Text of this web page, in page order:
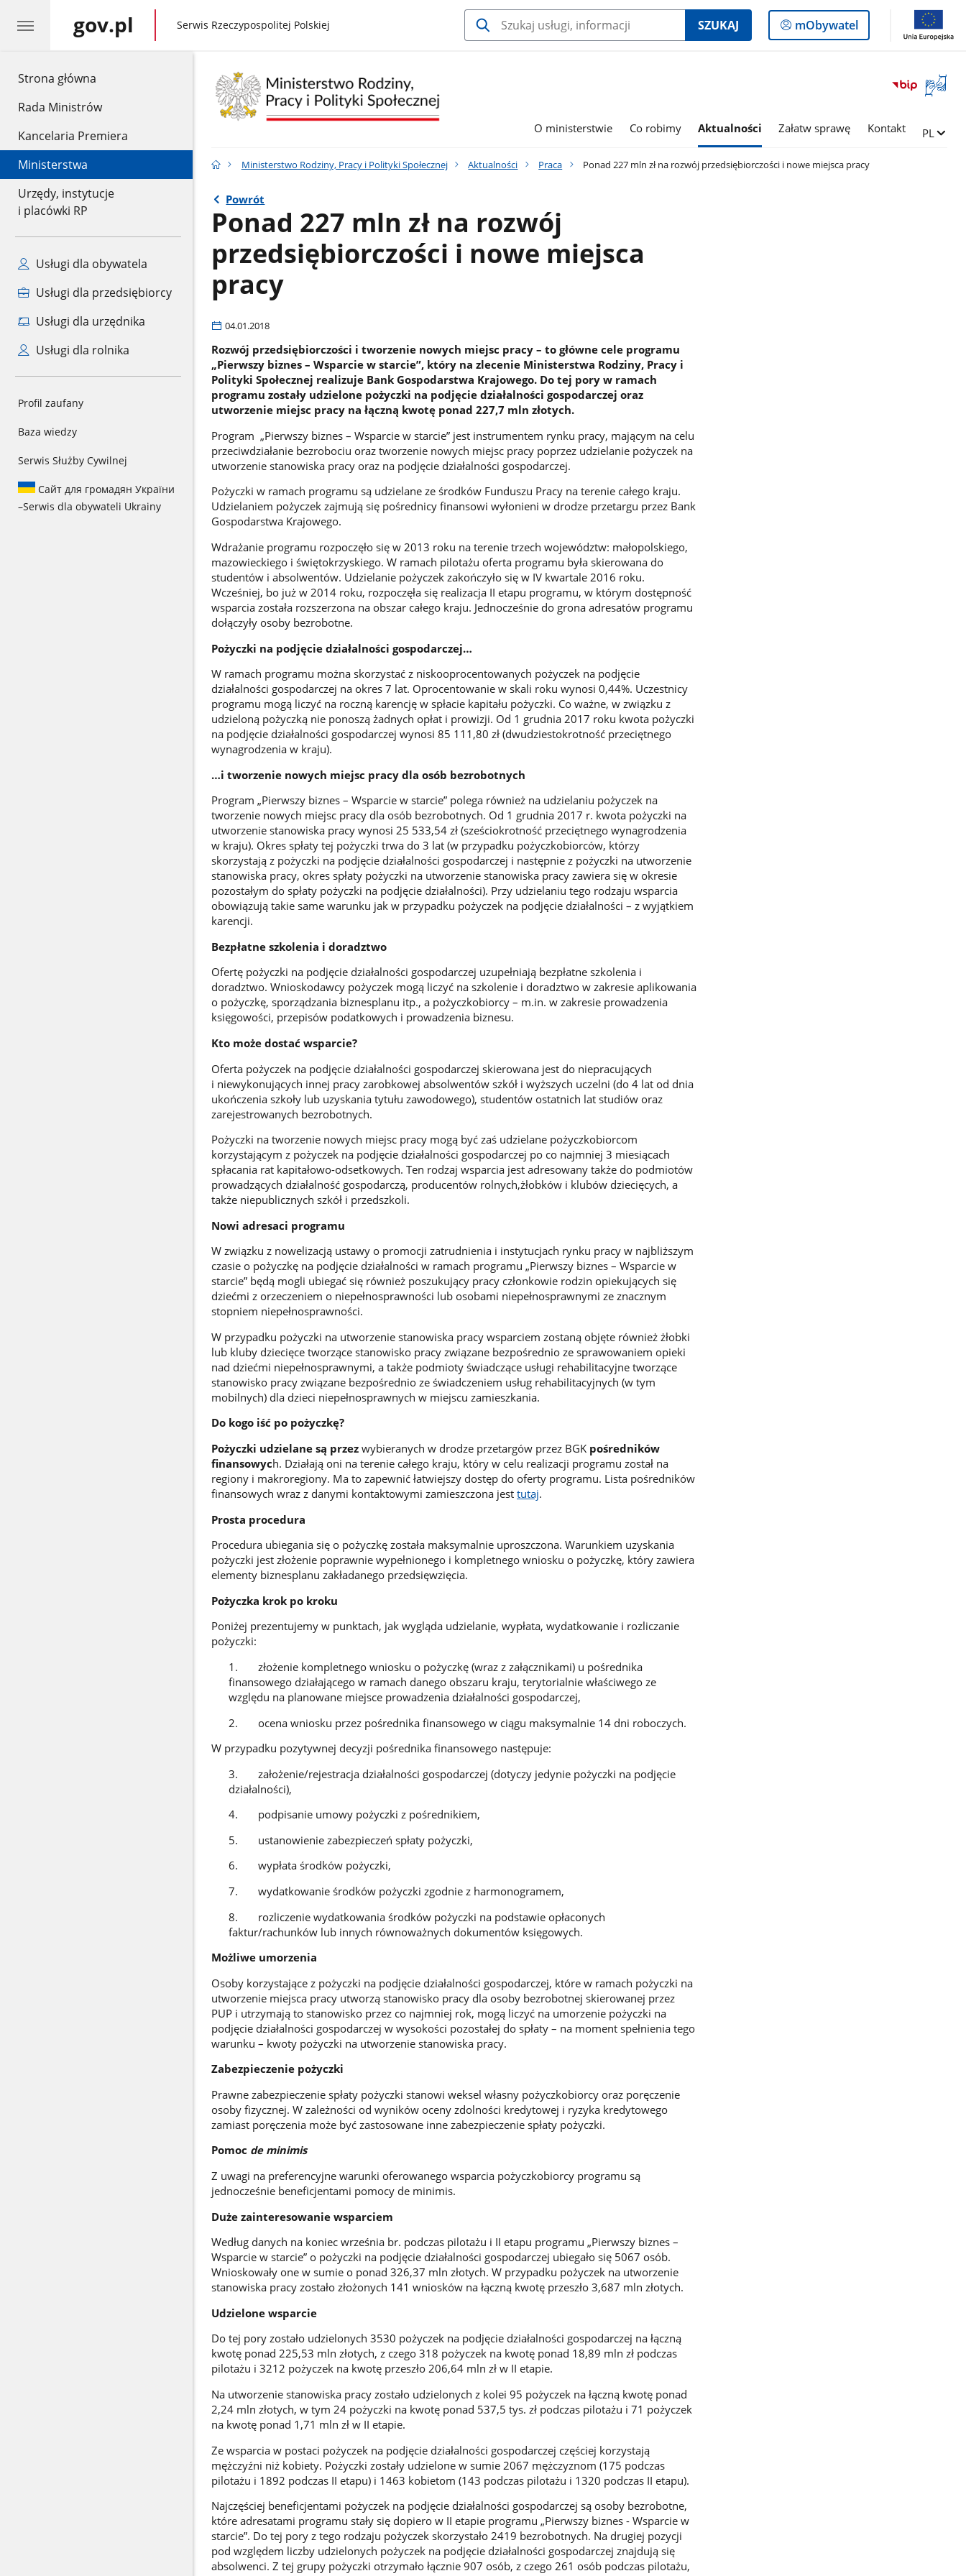
Strona główna
Rada Ministrów
Kancelaria Premiera
Ministerstwa
Urzędy, instytucje
i placówki RP
Usługi dla obywatela
Usługi dla przedsiębiorcy
Usługi dla urzędnika
Usługi dla rolnika
Profil zaufany
Baza wiedzy
Serwis Służby Cywilnej
Сайт для громадян України
–Serwis dla obywateli Ukrainy
gov.pl gov.pl
Serwis Rzeczypospolitej Polskiej SZUKAJ
Logowanie
do
mObywatel
Otwórz
okno
języka
O ministerstwie Co robimy Aktualności Załatw sprawę Kontakt Zmień
PL
Ministerstwo Rodziny, Pracy i Polityki Społecznej Aktualności Praca Ponad 227 mln zł na rozwój przedsiębiorczości i nowe miejsca pracy
Powrót
Ponad 227 mln zł na rozwój
przedsiębiorczości i nowe miejsca
pracy
04.01.2018
Rozwój przedsiębiorczości i tworzenie nowych miejsc pracy – to główne cele programu
„Pierwszy biznes – Wsparcie w starcie”, który na zlecenie Ministerstwa Rodziny, Pracy i
Polityki Społecznej realizuje Bank Gospodarstwa Krajowego. Do tej pory w ramach
programu zostały udzielone pożyczki na podjęcie działalności gospodarczej oraz
utworzenie miejsc pracy na łączną kwotę ponad 227,7 mln złotych.
Program „Pierwszy biznes – Wsparcie w starcie” jest instrumentem rynku pracy, mającym na celu
przeciwdziałanie bezrobociu oraz tworzenie nowych miejsc pracy poprzez udzielanie pożyczek na
utworzenie stanowiska pracy oraz na podjęcie działalności gospodarczej.
Pożyczki w ramach programu są udzielane ze środków Funduszu Pracy na terenie całego kraju.
Udzielaniem pożyczek zajmują się pośrednicy finansowi wyłonieni w drodze przetargu przez Bank
Gospodarstwa Krajowego.
Wdrażanie programu rozpoczęło się w 2013 roku na terenie trzech województw: małopolskiego,
mazowieckiego i świętokrzyskiego. W ramach pilotażu oferta programu była skierowana do
studentów i absolwentów. Udzielanie pożyczek zakończyło się w IV kwartale 2016 roku.
Wcześniej, bo już w 2014 roku, rozpoczęła się realizacja II etapu programu, w którym dostępność
wsparcia została rozszerzona na obszar całego kraju. Jednocześnie do grona adresatów programu
dołączyły osoby bezrobotne.
Pożyczki na podjęcie działalności gospodarczej…
W ramach programu można skorzystać z niskooprocentowanych pożyczek na podjęcie
działalności gospodarczej na okres 7 lat. Oprocentowanie w skali roku wynosi 0,44%. Uczestnicy
programu mogą liczyć na roczną karencję w spłacie kapitału pożyczki. Co ważne, w związku z
udzieloną pożyczką nie ponoszą żadnych opłat i prowizji. Od 1 grudnia 2017 roku kwota pożyczki
na podjęcie działalności gospodarczej wynosi 85 111,80 zł (dwudziestokrotność przeciętnego
wynagrodzenia w kraju).
…i tworzenie nowych miejsc pracy dla osób bezrobotnych
Program „Pierwszy biznes – Wsparcie w starcie” polega również na udzielaniu pożyczek na
tworzenie nowych miejsc pracy dla osób bezrobotnych. Od 1 grudnia 2017 r. kwota pożyczki na
utworzenie stanowiska pracy wynosi 25 533,54 zł (sześciokrotność przeciętnego wynagrodzenia
w kraju). Okres spłaty tej pożyczki trwa do 3 lat (w przypadku pożyczkobiorców, którzy
skorzystają z pożyczki na podjęcie działalności gospodarczej i następnie z pożyczki na utworzenie
stanowiska pracy, okres spłaty pożyczki na utworzenie stanowiska pracy zawiera się w okresie
pozostałym do spłaty pożyczki na podjęcie działalności). Przy udzielaniu tego rodzaju wsparcia
obowiązują takie same warunku jak w przypadku pożyczek na podjęcie działalności – z wyjątkiem
karencji.
Bezpłatne szkolenia i doradztwo
Ofertę pożyczki na podjęcie działalności gospodarczej uzupełniają bezpłatne szkolenia i
doradztwo. Wnioskodawcy pożyczek mogą liczyć na szkolenie i doradztwo w zakresie aplikowania
o pożyczkę, sporządzania biznesplanu itp., a pożyczkobiorcy – m.in. w zakresie prowadzenia
księgowości, przepisów podatkowych i prowadzenia biznesu.
Kto może dostać wsparcie?
Oferta pożyczek na podjęcie działalności gospodarczej skierowana jest do niepracujących
i niewykonujących innej pracy zarobkowej absolwentów szkół i wyższych uczelni (do 4 lat od dnia
ukończenia szkoły lub uzyskania tytułu zawodowego), studentów ostatnich lat studiów oraz
zarejestrowanych bezrobotnych.
Pożyczki na tworzenie nowych miejsc pracy mogą być zaś udzielane pożyczkobiorcom
korzystającym z pożyczek na podjęcie działalności gospodarczej po co najmniej 3 miesiącach
spłacania rat kapitałowo-odsetkowych. Ten rodzaj wsparcia jest adresowany także do podmiotów
prowadzących działalność gospodarczą, producentów rolnych,żłobków i klubów dziecięcych, a
także niepublicznych szkół i przedszkoli.
Nowi adresaci programu
W związku z nowelizacją ustawy o promocji zatrudnienia i instytucjach rynku pracy w najbliższym
czasie o pożyczkę na podjęcie działalności w ramach programu „Pierwszy biznes – Wsparcie w
starcie” będą mogli ubiegać się również poszukujący pracy członkowie rodzin opiekujących się
dziećmi z orzeczeniem o niepełnosprawności lub osobami niepełnosprawnymi ze znacznym
stopniem niepełnosprawności.
W przypadku pożyczki na utworzenie stanowiska pracy wsparciem zostaną objęte również żłobki
lub kluby dziecięce tworzące stanowisko pracy związane bezpośrednio ze sprawowaniem opieki
nad dziećmi niepełnosprawnymi, a także podmioty świadczące usługi rehabilitacyjne tworzące
stanowisko pracy związane bezpośrednio ze świadczeniem usług rehabilitacyjnych (w tym
mobilnych) dla dzieci niepełnosprawnych w miejscu zamieszkania.
Do kogo iść po pożyczkę?
Pożyczki udzielane są przez wybieranych w drodze przetargów przez BGK pośredników
finansowych. Działają oni na terenie całego kraju, który w celu realizacji programu został na
regiony i makroregiony. Ma to zapewnić łatwiejszy dostęp do oferty programu. Lista pośredników
finansowych wraz z danymi kontaktowymi zamieszczona jest tutaj.
Prosta procedura
Procedura ubiegania się o pożyczkę została maksymalnie uproszczona. Warunkiem uzyskania
pożyczki jest złożenie poprawnie wypełnionego i kompletnego wniosku o pożyczkę, który zawiera
elementy biznesplanu zakładanego przedsięwzięcia.
Pożyczka krok po kroku
Poniżej prezentujemy w punktach, jak wygląda udzielanie, wypłata, wydatkowanie i rozliczanie
pożyczki:
1. złożenie kompletnego wniosku o pożyczkę (wraz z załącznikami) u pośrednika
finansowego działającego w ramach danego obszaru kraju, terytorialnie właściwego ze
względu na planowane miejsce prowadzenia działalności gospodarczej,
2. ocena wniosku przez pośrednika finansowego w ciągu maksymalnie 14 dni roboczych.
W przypadku pozytywnej decyzji pośrednika finansowego następuje:
3. założenie/rejestracja działalności gospodarczej (dotyczy jedynie pożyczki na podjęcie
działalności),
4. podpisanie umowy pożyczki z pośrednikiem,
5. ustanowienie zabezpieczeń spłaty pożyczki,
6. wypłata środków pożyczki,
7. wydatkowanie środków pożyczki zgodnie z harmonogramem,
8. rozliczenie wydatkowania środków pożyczki na podstawie opłaconych
faktur/rachunków lub innych równoważnych dokumentów księgowych.
Możliwe umorzenia
Osoby korzystające z pożyczki na podjęcie działalności gospodarczej, które w ramach pożyczki na
utworzenie miejsca pracy utworzą stanowisko pracy dla osoby bezrobotnej skierowanej przez
PUP i utrzymają to stanowisko przez co najmniej rok, mogą liczyć na umorzenie pożyczki na
podjęcie działalności gospodarczej w wysokości pozostałej do spłaty – na moment spełnienia tego
warunku – kwoty pożyczki na utworzenie stanowiska pracy.
Zabezpieczenie pożyczki
Prawne zabezpieczenie spłaty pożyczki stanowi weksel własny pożyczkobiorcy oraz poręczenie
osoby fizycznej. W zależności od wyników oceny zdolności kredytowej i ryzyka kredytowego
zamiast poręczenia może być zastosowane inne zabezpieczenie spłaty pożyczki.
Pomoc de minimis
Z uwagi na preferencyjne warunki oferowanego wsparcia pożyczkobiorcy programu są
jednocześnie beneficjentami pomocy de minimis.
Duże zainteresowanie wsparciem
Według danych na koniec września br. podczas pilotażu i II etapu programu „Pierwszy biznes –
Wsparcie w starcie” o pożyczki na podjęcie działalności gospodarczej ubiegało się 5067 osób.
Wnioskowały one w sumie o ponad 326,37 mln złotych. W przypadku pożyczek na utworzenie
stanowiska pracy zostało złożonych 141 wniosków na łączną kwotę przeszło 3,687 mln złotych.
Udzielone wsparcie
Do tej pory zostało udzielonych 3530 pożyczek na podjęcie działalności gospodarczej na łączną
kwotę ponad 225,53 mln złotych, z czego 318 pożyczek na kwotę ponad 18,89 mln zł podczas
pilotażu i 3212 pożyczek na kwotę przeszło 206,64 mln zł w II etapie.
Na utworzenie stanowiska pracy zostało udzielonych z kolei 95 pożyczek na łączną kwotę ponad
2,24 mln złotych, w tym 24 pożyczki na kwotę ponad 537,5 tys. zł podczas pilotażu i 71 pożyczek
na kwotę ponad 1,71 mln zł w II etapie.
Ze wsparcia w postaci pożyczek na podjęcie działalności gospodarczej częściej korzystają
mężczyźni niż kobiety. Pożyczki zostały udzielone w sumie 2067 mężczyznom (175 podczas
pilotażu i 1892 podczas II etapu) i 1463 kobietom (143 podczas pilotażu i 1320 podczas II etapu).
Najczęściej beneficjentami pożyczek na podjęcie działalności gospodarczej są osoby bezrobotne,
które adresatami programu stały się dopiero w II etapie programu „Pierwszy biznes - Wsparcie w
starcie”. Do tej pory z tego rodzaju pożyczek skorzystało 2419 bezrobotnych. Na drugiej pozycji
pod względem liczby udzielonych pożyczek na podjęcie działalności gospodarczej znajdują się
absolwenci. Z tej grupy pożyczki otrzymało łącznie 907 osób, z czego 261 osób podczas pilotażu,